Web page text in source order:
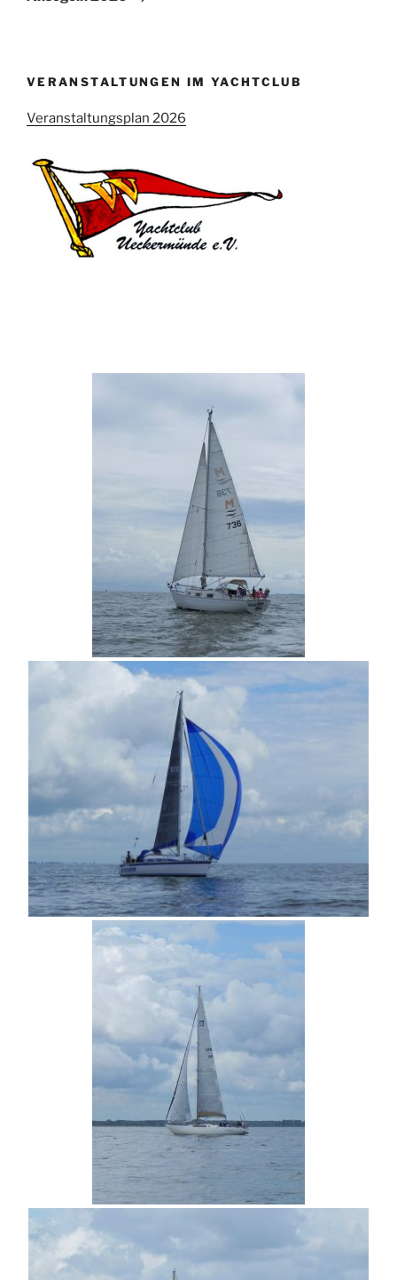
VERANSTALTUNGEN IM YACHTCLUB
Veranstaltungsplan 2026